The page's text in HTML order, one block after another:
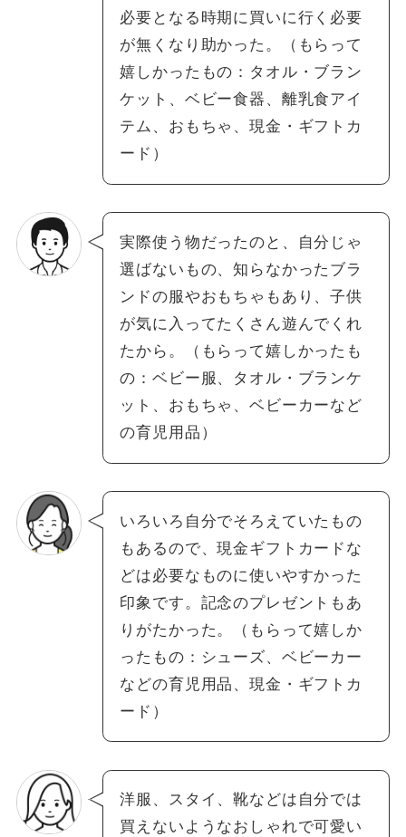
必要となる時期に買いに行く必要
が無くなり助かった。（もらって
嬉しかったもの：タオル・ブラン
ケット、ベビー食器、離乳食アイ
テム、おもちゃ、現金・ギフトカ
ード）
実際使う物だったのと、自分じゃ
選ばないもの、知らなかったブラ
ンドの服やおもちゃもあり、子供
が気に入ってたくさん遊んでくれ
たから。（もらって嬉しかったも
の：ベビー服、タオル・ブランケ
ット、おもちゃ、ベビーカーなど
の育児用品）
いろいろ自分でそろえていたもの
もあるので、現金ギフトカードな
どは必要なものに使いやすかった
印象です。記念のプレゼントもあ
りがたかった。（もらって嬉しか
ったもの：シューズ、ベビーカー
などの育児用品、現金・ギフトカ
ード）
洋服、スタイ、靴などは自分では
買えないようなおしゃれで可愛い